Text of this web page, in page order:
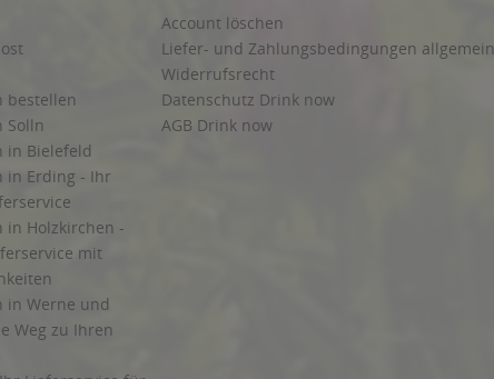
bestellen
Solln
in Bielefeld
in Erding - Ihr
in Holzkirchen -
mit
in Werne und
Weg zu Ihren
Account löschen
Liefer- und Zahlungsbedingungen allgemein
Widerrufsrecht
Datenschutz Drink now
AGB Drink now